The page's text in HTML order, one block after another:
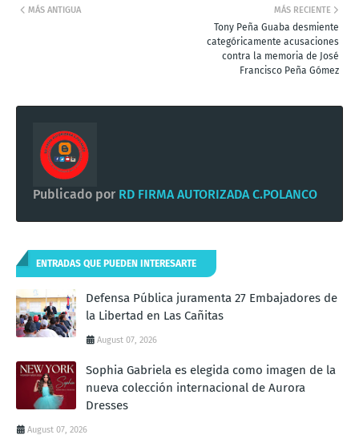
MÁS RECIENTE
Tony Peña Guaba desmiente
categóricamente acusaciones
contra la memoria de José
Francisco Peña Gómez
MÁS ANTIGUA
Publicado por RD FIRMA AUTORIZADA C.POLANCO
ENTRADAS QUE PUEDEN INTERESARTE
Defensa Pública juramenta 27 Embajadores de
la Libertad en Las Cañitas
August 07, 2026
Sophia Gabriela es elegida como imagen de la
nueva colección internacional de Aurora
Dresses
August 07, 2026